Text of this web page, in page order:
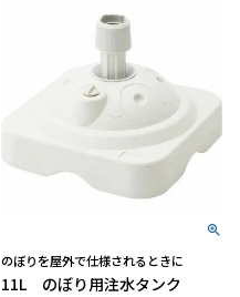
のぼりを屋外で仕様されるときに
11L のぼり用注水タンク